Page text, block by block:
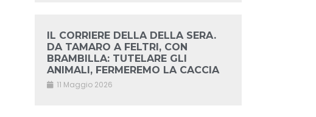
IL CORRIERE DELLA DELLA SERA.
DA TAMARO A FELTRI, CON
BRAMBILLA: TUTELARE GLI
ANIMALI, FERMEREMO LA CACCIA
11 Maggio 2026